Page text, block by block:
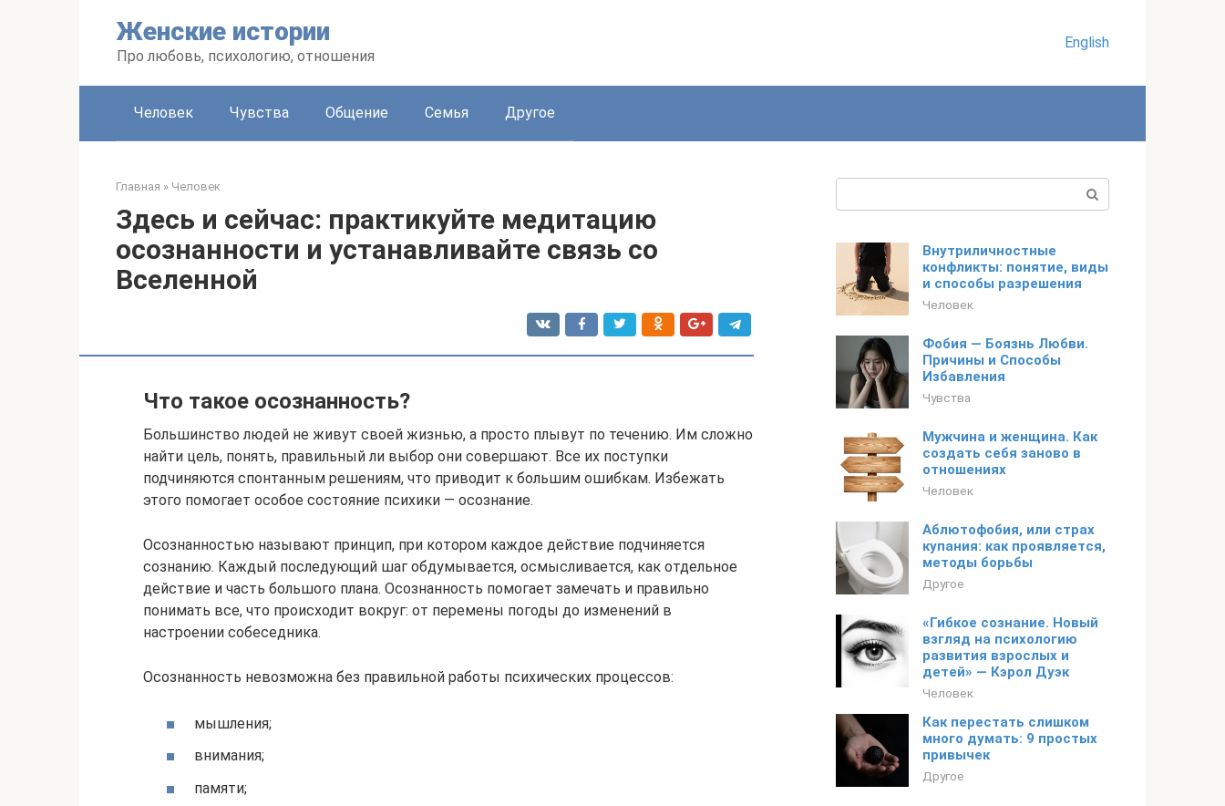
Женские истории
Про любовь, психологию, отношения
English
Человек Чувства Общение Семья Другое
Главная » Человек
Здесь и сейчас: практикуйте медитацию
осознанности и устанавливайте связь со
Вселенной
Что такое осознанность?
Большинство людей не живут своей жизнью, а просто плывут по течению. Им сложно
найти цель, понять, правильный ли выбор они совершают. Все их поступки
подчиняются спонтанным решениям, что приводит к большим ошибкам. Избежать
этого помогает особое состояние психики — осознание.
Осознанностью называют принцип, при котором каждое действие подчиняется
сознанию. Каждый последующий шаг обдумывается, осмысливается, как отдельное
действие и часть большого плана. Осознанность помогает замечать и правильно
понимать все, что происходит вокруг: от перемены погоды до изменений в
настроении собеседника.
Осознанность невозможна без правильной работы психических процессов:
мышления;
внимания;
памяти;
Внутриличностные
конфликты: понятие, виды
и способы разрешения
Человек
Фобия — Боязнь Любви.
Причины и Способы
Избавления
Чувства
Мужчина и женщина. Как
создать себя заново в
отношениях
Человек
Аблютофобия, или страх
купания: как проявляется,
методы борьбы
Другое
«Гибкое сознание. Новый
взгляд на психологию
развития взрослых и
детей» — Кэрол Дуэк
Человек
Как перестать слишком
много думать: 9 простых
привычек
Другое